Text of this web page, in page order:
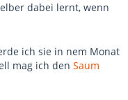
dabei lernt, wenn
ich sie in nem Monat
mag ich den Saum